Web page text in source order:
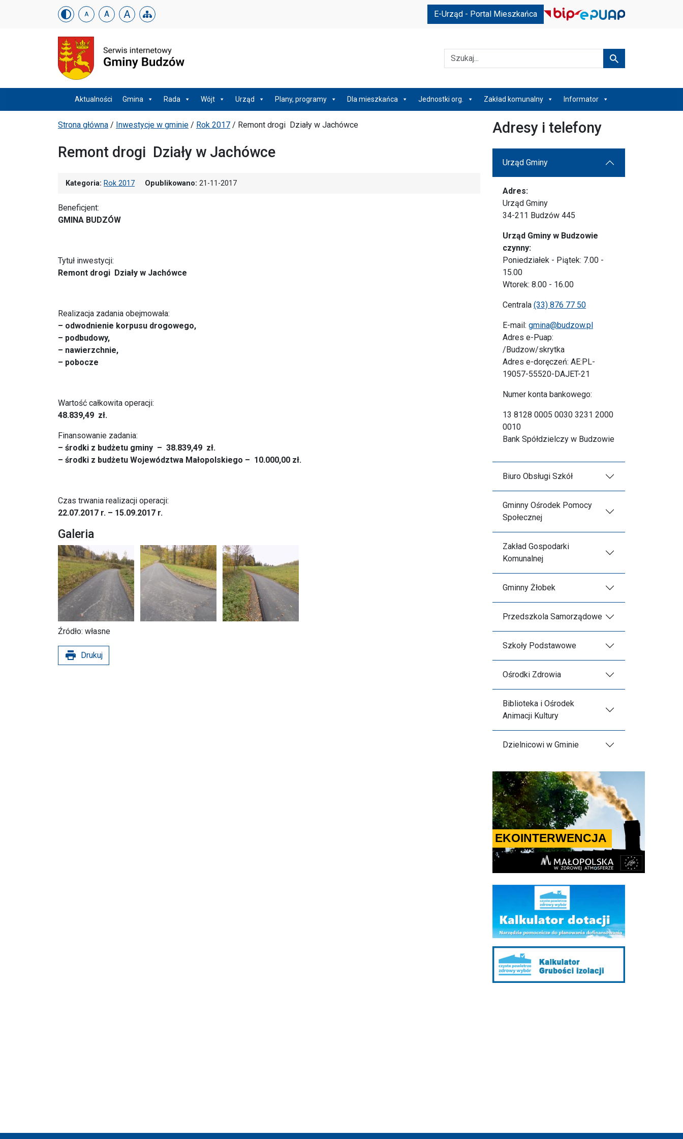
Urząd Gminy w Budzowie
Skip menu A A A E-Urząd - Portal Mieszkańca
Szukaj Szukaj
Menu główneAktualności Gmina Rada Wójt Urząd Plany, programy Dla mieszkańca Jednostki org. Zakład komunalny Informator
Ścieżka powrotu
Strona główna / Inwestycje w gminie / Rok 2017 / Remont drogi Działy w Jachówce
Remont drogi Działy w Jachówce
Kategoria: Rok 2017 Opublikowano: 21-11-2017
Beneficjent:
GMINA BUDZÓW
Tytuł inwestycji:
Remont drogi Działy w Jachówce
Realizacja zadania obejmowała:
– odwodnienie korpusu drogowego,
– podbudowy,
– nawierzchnie,
– pobocze
Wartość całkowita operacji:
48.839,49 zł.
Finansowanie zadania:
– środki z budżetu gminy – 38.839,49 zł.
– środki z budżetu Województwa Małopolskiego – 10.000,00 zł.
Czas trwania realizacji operacji:
22.07.2017 r. – 15.09.2017 r.
Galeria
Źródło: własne
print Drukuj
Adresy i telefony
Urząd Gminy
Adres:
Urząd Gminy
34-211 Budzów 445
Urząd Gminy w Budzowie
czynny:
Poniedziałek - Piątek: 7.00 -
15.00
Wtorek: 8.00 - 16.00
Centrala (33) 876 77 50
E-mail: gmina@budzow.pl
Adres e-Puap:
/Budzow/skrytka
Adres e-doręczeń: AE:PL-
19057-55520-DAJET-21
Numer konta bankowego:
13 8128 0005 0030 3231 2000
0010
Bank Spółdzielczy w Budzowie
Biuro Obsługi Szkół
Gminny Ośrodek Pomocy
Społecznej
Zakład Gospodarki
Komunalnej
Gminny Żłobek
Przedszkola Samorządowe
Szkoły Podstawowe
Ośrodki Zdrowia
Biblioteka i Ośrodek
Animacji Kultury
Dzielnicowi w Gminie